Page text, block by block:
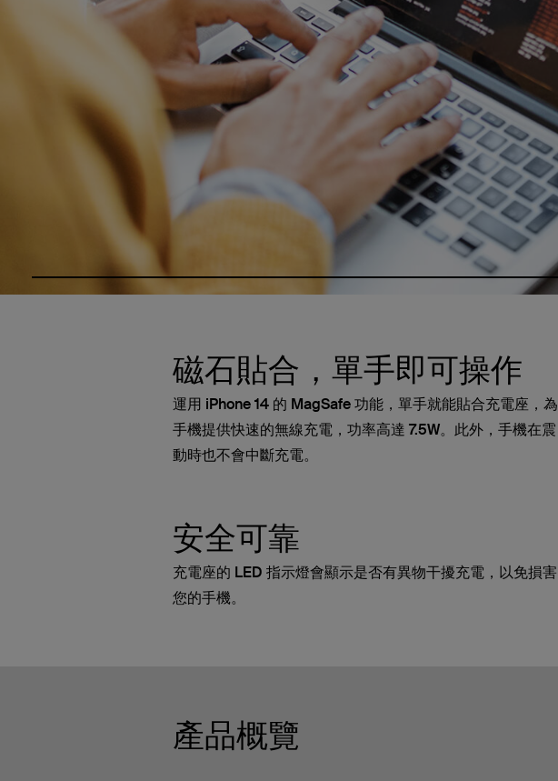
磁石貼合，單手即可操作
運用 iPhone 14 的 MagSafe 功能，單手就能貼合充電座，為
手機提供快速的無線充電，功率高達 7.5W。此外，手機在震
動時也不會中斷充電。
安全可靠
充電座的 LED 指示燈會顯示是否有異物干擾充電，以免損害
您的手機。
產品概覽